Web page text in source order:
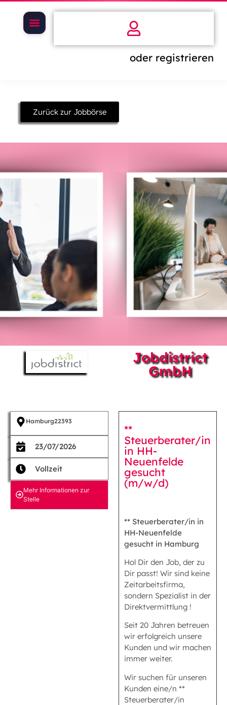
oder registrieren
Zurück zur Jobbörse
Jobdistrict
GmbH
Hamburg22393
23/07/2026
Vollzeit
Mehr Informationen zur
Stelle
**
Steuerberater/in
in HH-
Neuenfelde
gesucht
(m/w/d)
** Steuerberater/in in
HH-Neuenfelde
gesucht in Hamburg
Hol Dir den Job, der zu
Dir passt! Wir sind keine
Zeitarbeitsfirma,
sondern Spezialist in der
Direktvermittlung !
Seit 20 Jahren betreuen
wir erfolgreich unsere
Kunden und wir machen
immer weiter.
Wir suchen für unseren
Kunden eine/n **
Steuerberater/in